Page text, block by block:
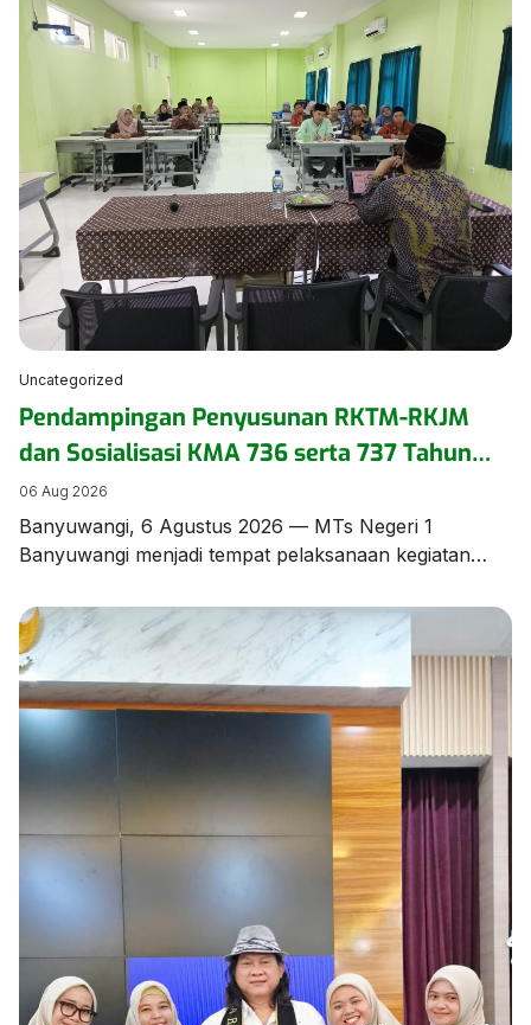
Unsur Pelaksana MTSN 1 Banyuwangi mengikuti
seminar pengasuhan secara daring pada Kamis
(6/8/2026). ​Kegiatan yang mengusung tema
“Menumbuhkan Kepercayaan Diri Anak Inklusi” ini
diikuti oleh pengurus dan anggota DWP di lingkungan
Kementerian Agama […]
Uncategorized
Pendampingan Penyusunan RKTM-RKJM
dan Sosialisasi KMA 736 serta 737 Tahun
2026 Digelar di MTs Negeri 1 Banyuwangi
06 Aug 2026
Banyuwangi, 6 Agustus 2026 — MTs Negeri 1
Banyuwangi menjadi tempat pelaksanaan kegiatan
Madrasah (RKTM) dan Rencana Kerja Jangka
Menengah (RKJM) serta Sosialisasi KMA Nomor 736
dan 737 Tahun 2026, pada Kamis (06/08/2026).
Kegiatan yang dimulai pukul 08.00 WIB hingga selesai
ini menghadirkan Pengawas Madrasah Kantor
Kementerian Agama Kabupaten Banyuwangi, […]